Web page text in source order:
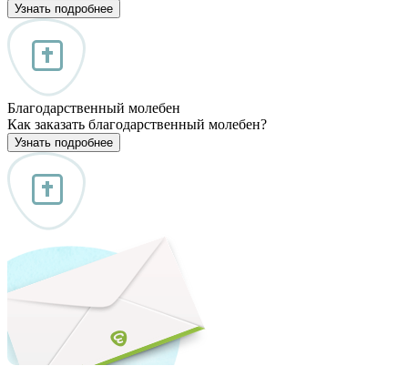
Узнать подробнее
Благодарственный молебен
Как заказать благодарственный молебен?
Узнать подробнее